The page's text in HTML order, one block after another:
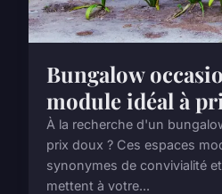
Bungalow
module idéal à
À la recherche d'un
prix doux ? Ces espaces
synonymes de convivialité
mettent à votre...